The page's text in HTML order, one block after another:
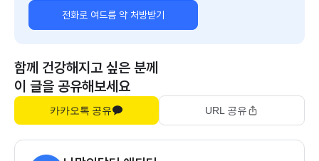
전화로 여드름 약 처방받기
함께 건강해지고 싶은 분께
이 글을 공유해보세요
카카오톡 공유 URL 공유